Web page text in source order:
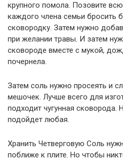
крупного помола. Позовите
каждого члена семьи бросить
сковородку. Затем нужно
при желании травы. И затем
сковороде вместе с мукой,
почернела.
Затем соль нужно просеять и
мешочек. Лучше всего для
подходит чугунная сковорода.
подойдет любая.
Хранить Четверговую Соль
поближе к плите. Но чтобы